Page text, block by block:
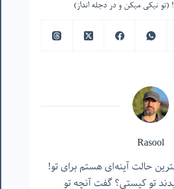
(تو نیکی میکن و در دجله انداز)
Rasool
حالت آینه‌ای هستم برای تو!
تو کیستی؟ گفت آنچه تو